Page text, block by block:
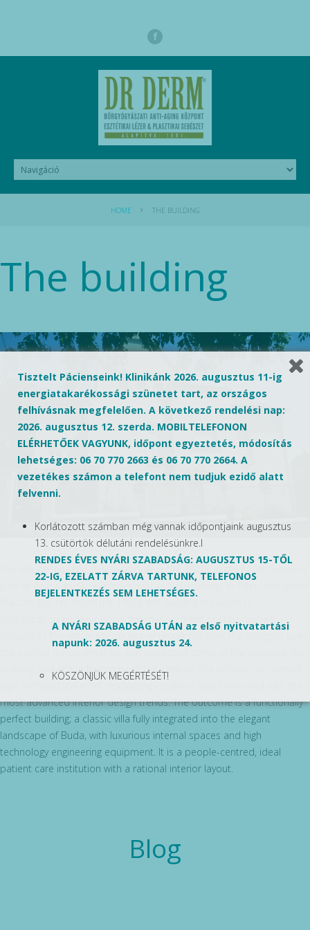
HOME THE BUILDING
The building
The villa hosting the clinic was built in the 1920s in the South-eastern
part of Rózsadomb, earlier known as Kálváriahegy, in Fillér utca above
Marczibányi tér. From the 1960s the building fell victim to
simplification endeavours in the management of state-owned
properties though, in the course of reconstruction, the designer used
the original documentation and recreated some of the elegance the
building had at the beginning of the century. The historic-monument
type architectural work, respecting tradition, was combined with the
most advanced interior design trends. The outcome is a functionally
perfect building; a classic villa fully integrated into the elegant
landscape of Buda, with luxurious internal spaces and high
technology engineering equipment. It is a people-centred, ideal
patient care institution with a rational interior layout.
Blog
Tisztelt Pácienseink! Klinikánk 2026. augusztus 11-ig
energiatakarékossági szünetet tart, az országos
felhívásnak megfelelően. A következő rendelési nap:
2026. augusztus 12. szerda. MOBILTELEFONON
ELÉRHETŐEK VAGYUNK, időpont egyeztetés, módosítás
lehetséges: 06 70 770 2663 és 06 70 770 2664. A
vezetékes számon a telefont nem tudjuk ezidő alatt
felvenni.
Korlátozott számban még vannak időpontjaink augusztus
13. csütörtök délutáni rendelésünkre.l
RENDES ÉVES NYÁRI SZABADSÁG: AUGUSZTUS 15-TŐL
22-IG, EZELATT ZÁRVA TARTUNK, TELEFONOS
BEJELENTKEZÉS SEM LEHETSÉGES.
A NYÁRI SZABADSÁG UTÁN az első nyitvatartási
napunk: 2026. augusztus 24.
KÖSZÖNJÜK MEGÉRTÉSÉT!